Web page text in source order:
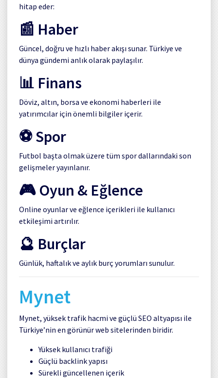
hitap eder:
📰 Haber
Güncel, doğru ve hızlı haber akışı sunar. Türkiye ve
dünya gündemi anlık olarak paylaşılır.
📊 Finans
Döviz, altın, borsa ve ekonomi haberleri ile
yatırımcılar için önemli bilgiler içerir.
⚽ Spor
Futbol başta olmak üzere tüm spor dallarındaki son
gelişmeler yayınlanır.
🎮 Oyun & Eğlence
Online oyunlar ve eğlence içerikleri ile kullanıcı
etkileşimi artırılır.
🔮 Burçlar
Günlük, haftalık ve aylık burç yorumları sunulur.
Mynet
Mynet, yüksek trafik hacmi ve güçlü SEO altyapısı ile
Türkiye’nin en görünür web sitelerinden biridir.
Yüksek kullanıcı trafiği
Güçlü backlink yapısı
Sürekli güncellenen içerik